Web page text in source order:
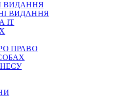
ВИДАННЯ
ВИДАННЯ
ІТ
ПРАВО